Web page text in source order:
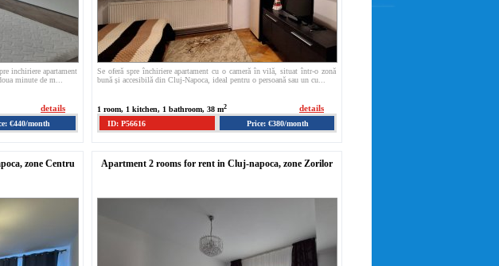
inchiriere apartament
minute de m...
details
€440/month
Se oferă spre închiriere apartament cu o cameră în vilă, situat într-o zonă
bună și accesibilă din Cluj-Napoca, ideal pentru o persoană sau un cu...
1 room, 1 kitchen, 1 bathroom, 38 m2 details
ID: P56616 Price: €380/month
zone Centru Apartment 2 rooms for rent in Cluj-napoca, zone Zorilor